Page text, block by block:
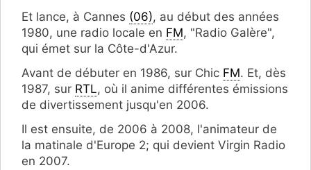
Et lance, à Cannes (06), au début des années
1980, une radio locale en FM, "Radio Galère",
qui émet sur la Côte-d'Azur.
Avant de débuter en 1986, sur Chic FM. Et, dès
1987, sur RTL, où il anime différentes émissions
de divertissement jusqu'en 2006.
Il est ensuite, de 2006 à 2008, l'animateur de
la matinale d'Europe 2; qui devient Virgin Radio
en 2007.